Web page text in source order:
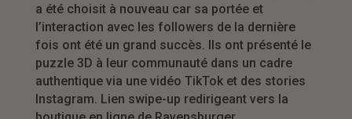
a été choisit à nouveau car sa portée et
l’interaction avec les followers de la dernière
fois ont été un grand succès. Ils ont présenté le
puzzle 3D à leur communauté dans un cadre
authentique via une vidéo TikTok et des stories
Instagram. Lien swipe-up redirigeant vers la